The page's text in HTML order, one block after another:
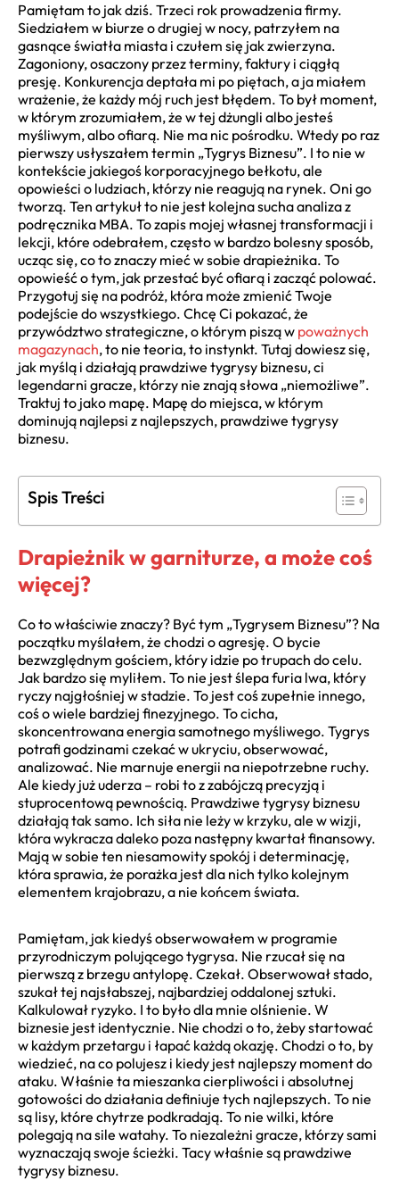
Pamiętam to jak dziś. Trzeci rok prowadzenia firmy.
Siedziałem w biurze o drugiej w nocy, patrzyłem na
gasnące światła miasta i czułem się jak zwierzyna.
Zagoniony, osaczony przez terminy, faktury i ciągłą
presję. Konkurencja deptała mi po piętach, a ja miałem
wrażenie, że każdy mój ruch jest błędem. To był moment,
w którym zrozumiałem, że w tej dżungli albo jesteś
myśliwym, albo ofiarą. Nie ma nic pośrodku. Wtedy po raz
pierwszy usłyszałem termin „Tygrys Biznesu”. I to nie w
kontekście jakiegoś korporacyjnego bełkotu, ale
opowieści o ludziach, którzy nie reagują na rynek. Oni go
tworzą. Ten artykuł to nie jest kolejna sucha analiza z
podręcznika MBA. To zapis mojej własnej transformacji i
lekcji, które odebrałem, często w bardzo bolesny sposób,
ucząc się, co to znaczy mieć w sobie drapieżnika. To
opowieść o tym, jak przestać być ofiarą i zacząć polować.
Przygotuj się na podróż, która może zmienić Twoje
podejście do wszystkiego. Chcę Ci pokazać, że
przywództwo strategiczne, o którym piszą w poważnych
magazynach, to nie teoria, to instynkt. Tutaj dowiesz się,
jak myślą i działają prawdziwe tygrysy biznesu, ci
legendarni gracze, którzy nie znają słowa „niemożliwe”.
Traktuj to jako mapę. Mapę do miejsca, w którym
dominują najlepsi z najlepszych, prawdziwe tygrysy
biznesu.
Spis Treści
Drapieżnik w garniturze, a może coś
więcej?
Co to właściwie znaczy? Być tym „Tygrysem Biznesu”? Na
początku myślałem, że chodzi o agresję. O bycie
bezwzględnym gościem, który idzie po trupach do celu.
Jak bardzo się myliłem. To nie jest ślepa furia lwa, który
ryczy najgłośniej w stadzie. To jest coś zupełnie innego,
coś o wiele bardziej finezyjnego. To cicha,
skoncentrowana energia samotnego myśliwego. Tygrys
potrafi godzinami czekać w ukryciu, obserwować,
analizować. Nie marnuje energii na niepotrzebne ruchy.
Ale kiedy już uderza – robi to z zabójczą precyzją i
stuprocentową pewnością. Prawdziwe tygrysy biznesu
działają tak samo. Ich siła nie leży w krzyku, ale w wizji,
która wykracza daleko poza następny kwartał finansowy.
Mają w sobie ten niesamowity spokój i determinację,
która sprawia, że porażka jest dla nich tylko kolejnym
elementem krajobrazu, a nie końcem świata.
Pamiętam, jak kiedyś obserwowałem w programie
przyrodniczym polującego tygrysa. Nie rzucał się na
pierwszą z brzegu antylopę. Czekał. Obserwował stado,
szukał tej najsłabszej, najbardziej oddalonej sztuki.
Kalkulował ryzyko. I to było dla mnie olśnienie. W
biznesie jest identycznie. Nie chodzi o to, żeby startować
w każdym przetargu i łapać każdą okazję. Chodzi o to, by
wiedzieć, na co polujesz i kiedy jest najlepszy moment do
ataku. Właśnie ta mieszanka cierpliwości i absolutnej
gotowości do działania definiuje tych najlepszych. To nie
są lisy, które chytrze podkradają. To nie wilki, które
polegają na sile watahy. To niezależni gracze, którzy sami
wyznaczają swoje ścieżki. Tacy właśnie są prawdziwe
tygrysy biznesu.